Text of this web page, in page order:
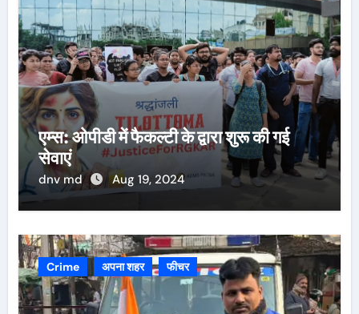
एम्स: ओपीडी में फैकल्टी के द्वारा शुरू की गई
सेवाएं
dnv md Aug 19, 2024
Crime अपना शहर फीचर